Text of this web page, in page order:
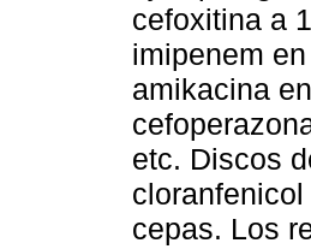
cefoxitina a
imipenem
amikacina
etc. Discos
cepas. Los